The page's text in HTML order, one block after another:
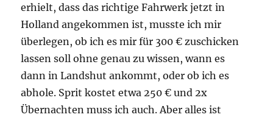
erhielt, dass das richtige Fahrwerk jetzt in
Holland angekommen ist, musste ich mir
überlegen, ob ich es mir für 300 € zuschicken
lassen soll ohne genau zu wissen, wann es
dann in Landshut ankommt, oder ob ich es
abhole. Sprit kostet etwa 250 € und 2x
Übernachten muss ich auch. Aber alles ist